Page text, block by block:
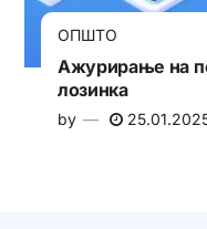
ОПШТО
Ажурирање на
лозинка
by